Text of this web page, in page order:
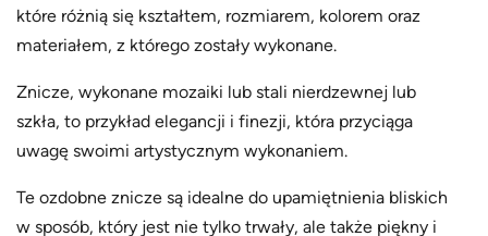
które różnią się kształtem, rozmiarem, kolorem oraz
materiałem, z którego zostały wykonane.
Znicze, wykonane mozaiki lub stali nierdzewnej lub
szkła, to przykład elegancji i finezji, która przyciąga
uwagę swoimi artystycznym wykonaniem.
Te ozdobne znicze są idealne do upamiętnienia bliskich
w sposób, który jest nie tylko trwały, ale także piękny i